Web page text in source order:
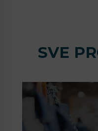
SVE